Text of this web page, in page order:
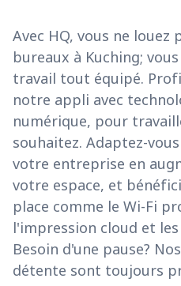
Avec HQ, vous ne louez
bureaux à Kuching;
travail tout équipé.
notre appli avec
numérique, pour
souhaitez. Adaptez-
votre entreprise en
votre espace, et
place comme le Wi-Fi
l'impression cloud et
Besoin d'une pause?
détente sont toujours